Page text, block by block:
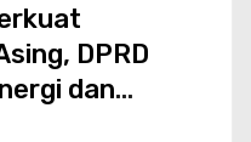
DPRD
dan